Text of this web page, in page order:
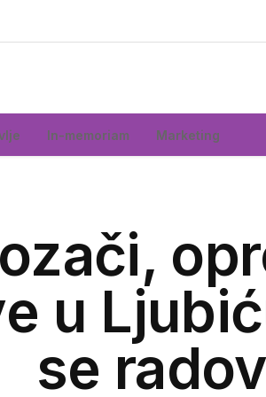
In-memoriam Marketing
u
se